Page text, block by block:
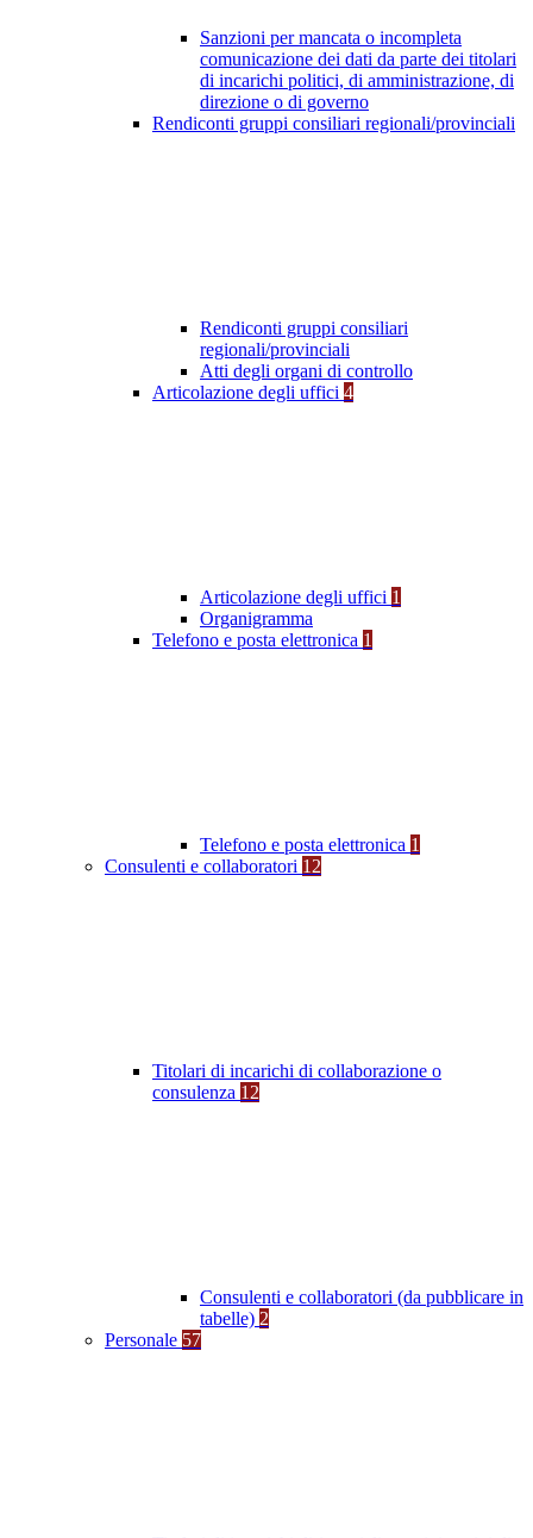
Sanzioni per mancata o incompleta
comunicazione dei dati da parte dei titolari
di incarichi politici, di amministrazione, di
direzione o di governo
Rendiconti gruppi consiliari regionali/provinciali
Rendiconti gruppi consiliari
regionali/provinciali
Atti degli organi di controllo
Articolazione degli uffici 4
Articolazione degli uffici 1
Organigramma
Telefono e posta elettronica 1
Telefono e posta elettronica 1
Consulenti e collaboratori 12
Titolari di incarichi di collaborazione o
consulenza 12
Consulenti e collaboratori (da pubblicare in
tabelle) 2
Personale 57